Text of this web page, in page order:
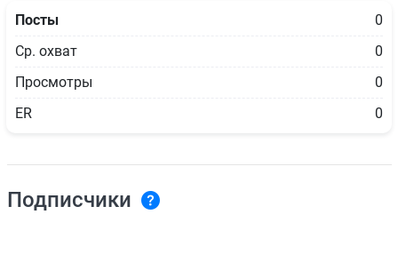
Посты
0
Ср. охват
0
Просмотры
0
ER
0
Подписчики